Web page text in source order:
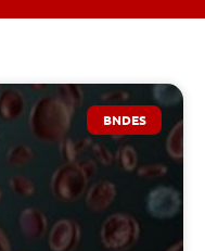
BNDES